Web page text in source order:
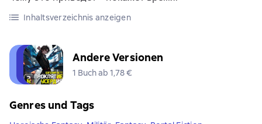
Inhaltsverzeichnis anzeigen
Andere Versionen
1 Buch ab 1,78 €
Genres und Tags